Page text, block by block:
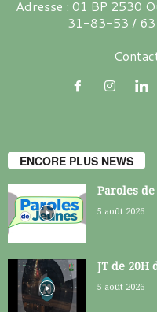
Adresse : 01 BP 2530
31-83-53 /
ENCORE PLUS NEWS
Paroles
5 août 2026
JT de 20H
5 août 2026